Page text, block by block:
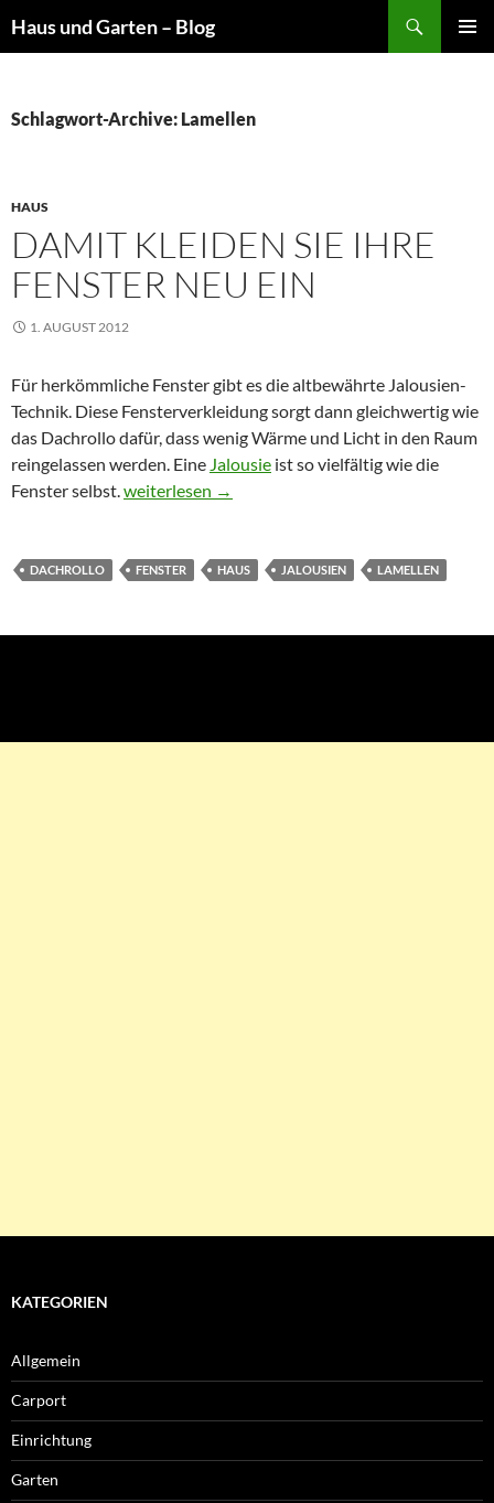
Haus und Garten – Blog
Schlagwort-Archive: Lamellen
HAUS
DAMIT KLEIDEN SIE IHRE
FENSTER NEU EIN
1. AUGUST 2012
Für herkömmliche Fenster gibt es die altbewährte Jalousien-
Technik. Diese Fensterverkleidung sorgt dann gleichwertig wie
das Dachrollo dafür, dass wenig Wärme und Licht in den Raum
reingelassen werden. Eine Jalousie ist so vielfältig wie die
Fenster selbst.Damit kleiden Sie ihre Fenster neu ein
weiterlesen →
DACHROLLO FENSTER HAUS JALOUSIEN LAMELLEN
KATEGORIEN
Allgemein
Carport
Einrichtung
Garten